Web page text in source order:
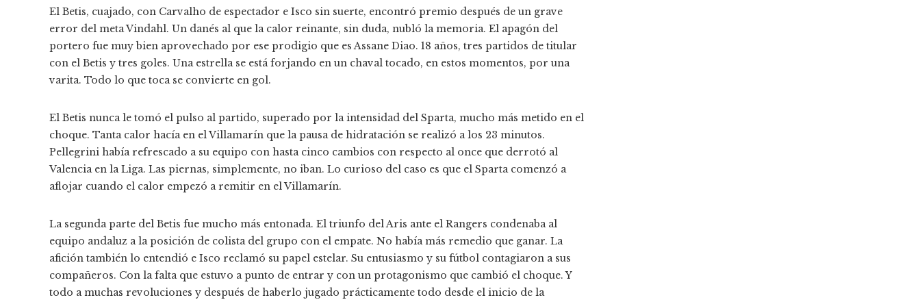
El Betis, cuajado, con Carvalho de espectador e Isco sin suerte, encontró premio después de un grave
error del meta Vindahl. Un danés al que la calor reinante, sin duda, nubló la memoria. El apagón del
portero fue muy bien aprovechado por ese prodigio que es Assane Diao. 18 años, tres partidos de titular
con el Betis y tres goles. Una estrella se está forjando en un chaval tocado, en estos momentos, por una
varita. Todo lo que toca se convierte en gol.
El Betis nunca le tomó el pulso al partido, superado por la intensidad del Sparta, mucho más metido en el
choque. Tanta calor hacía en el Villamarín que la pausa de hidratación se realizó a los 23 minutos.
Pellegrini había refrescado a su equipo con hasta cinco cambios con respecto al once que derrotó al
Valencia en la Liga. Las piernas, simplemente, no iban. Lo curioso del caso es que el Sparta comenzó a
aflojar cuando el calor empezó a remitir en el Villamarín.
La segunda parte del Betis fue mucho más entonada. El triunfo del Aris ante el Rangers condenaba al
equipo andaluz a la posición de colista del grupo con el empate. No había más remedio que ganar. La
afición también lo entendió e Isco reclamó su papel estelar. Su entusiasmo y su fútbol contagiaron a sus
compañeros. Con la falta que estuvo a punto de entrar y con un protagonismo que cambió el choque. Y
todo a muchas revoluciones y después de haberlo jugado prácticamente todo desde el inicio de la